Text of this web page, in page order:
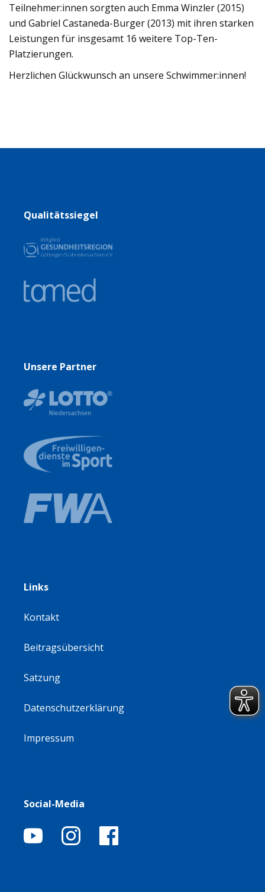
Teilnehmer:innen sorgten auch Emma Winzler (2015)
und Gabriel Castaneda-Burger (2013) mit ihren starken
Leistungen für insgesamt 16 weitere Top-Ten-
Platzierungen.
Herzlichen Glückwunsch an unsere Schwimmer:innen!
Qualitätssiegel
Unsere Partner
Links
Kontakt
Beitragsübersicht
Satzung
Datenschutzerklärung
Impressum
Social-Media